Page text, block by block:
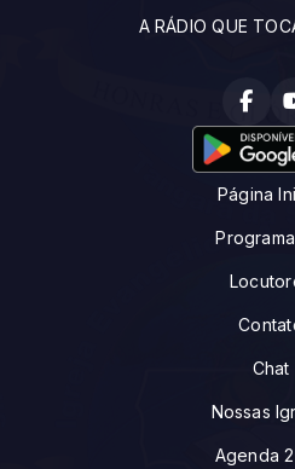
A RÁDIO QUE
Página
Chat
Nossas
Agenda